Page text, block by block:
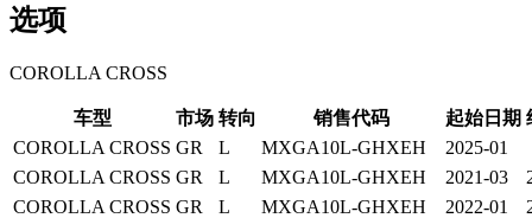
选项
COROLLA CROSS
车型 市场 转向 销售代码 起始日期
COROLLA CROSS GR L MXGA10L-GHXEH
2025-01
COROLLA CROSS GR L MXGA10L-GHXEH 2021-03
COROLLA CROSS GR L MXGA10L-GHXEH 2022-01